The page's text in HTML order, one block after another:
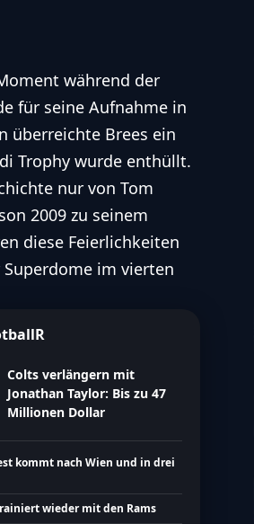
während der
für seine Aufnahme in
überreichte Brees ein
Trophy wurde enthüllt.
nur von Tom
2009 zu seinem
diese Feierlichkeiten
im vierten
Colts verlängern mit
Jonathan Taylor: Bis zu 47
Millionen Dollar
kommt nach Wien und in drei
wieder mit den Rams